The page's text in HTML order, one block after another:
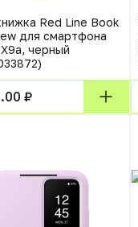
Red Line Book
для смартфона
X9a, черный
₽